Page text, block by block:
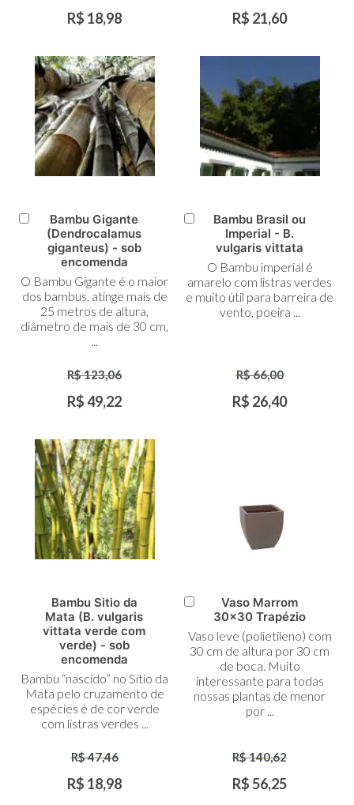
R$ 18,98 R$ 21,60
Adicionar
Carrinho
Bambu Gigante
(Dendrocalamus
giganteus) - sob
encomenda
O Bambu Gigante é o maior
dos bambus, atinge mais de
25 metros de altura,
diâmetro de mais de 30 cm,
...
R$ 123,06
R$ 49,22
Adicionar
Bambu Brasil ou
Imperial - B.
vulgaris vittata
O Bambu imperial é
amarelo com listras verdes
e muito útil para barreira de
vento, poeira ...
R$ 66,00
R$ 26,40
Bambu Sitio da
Mata (B. vulgaris
vittata verde com
verde) - sob
encomenda
Bambu “nascido” no Sitio da
Mata pelo cruzamento de
espécies é de cor verde
com listras verdes ...
R$ 47,46
R$ 18,98
Adicionar
Carrinho
Vaso Marrom
30x30 Trapézio
Vaso leve (polietileno) com
30 cm de altura por 30 cm
de boca. Muito
interessante para todas
nossas plantas de menor
por ...
R$ 140,62
R$ 56,25